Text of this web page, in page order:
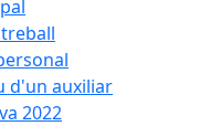
d'un auxiliar
2022